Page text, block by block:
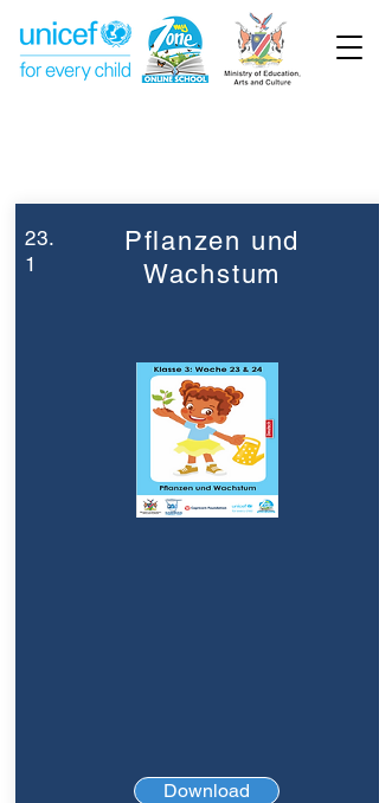
23.
1
Pflanzen und
Wachstum
Download